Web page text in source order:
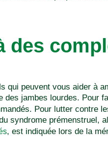
des
qui peuvent vous aider à
des jambes lourdes. Pour
Pour lutter contre
syndrome prémenstruel,
, est indiquée lors de la